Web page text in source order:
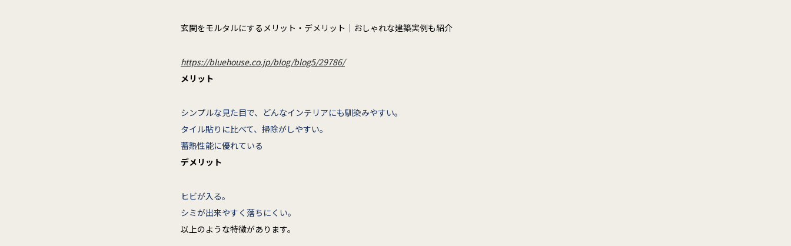
玄関をモルタルにするメリット・デメリット｜おしゃれな建築実例も紹介
https://bluehouse.co.jp/blog/blog5/29786/
メリット
シンプルな見た目で、どんなインテリアにも馴染みやすい。
タイル貼りに比べて、掃除がしやすい。
蓄熱性能に優れている
デメリット
ヒビが入る。
シミが出来やすく落ちにくい。
以上のような特徴があります。